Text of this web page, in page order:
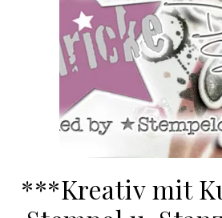
***Kreativ mit